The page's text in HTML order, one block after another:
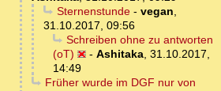
Sternenstunde- vegan,
31.10.2017, 09:56
Schreiben ohne zu antworten
(oT)
- Ashitaka, 31.10.2017,
14:49
Früher wurde im DGF nur von